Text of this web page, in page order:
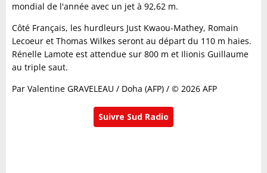
mondial de l'année avec un jet à 92,62 m.
Côté Français, les hurdleurs Just Kwaou-Mathey, Romain
Lecoeur et Thomas Wilkes seront au départ du 110 m haies.
Rénelle Lamote est attendue sur 800 m et Ilionis Guillaume
au triple saut.
Par Valentine GRAVELEAU / Doha (AFP) / © 2026 AFP
Suivre Sud Radio